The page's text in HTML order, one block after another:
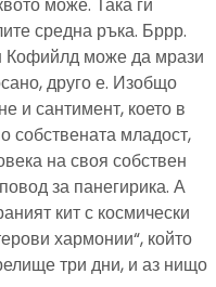
може. Така ги
средна ръка. Бррр.
Кофийлд може да мрази
друго е. Изобщо
и сантимент, което в
собствената младост,
на своя собствен
за панегирика. А
кит с космически
хармонии“, който
три дни, и аз нищо